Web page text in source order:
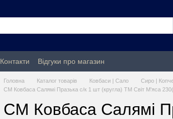
Контакти Відгуки про магазин
Головна Каталог товарів Ковбаси | Сало
Сиро |
СМ Ковбаса Салямі Празька с/к 1 шт (кругла) ТМ Світ М'яса
СМ Ковбаса Салямі